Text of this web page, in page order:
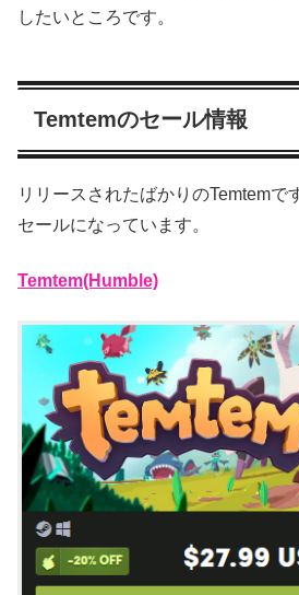
したいところです。
Temtemのセール情報
リリースされたばかりのTemtemで
セールになっています。
Temtem(Humble)